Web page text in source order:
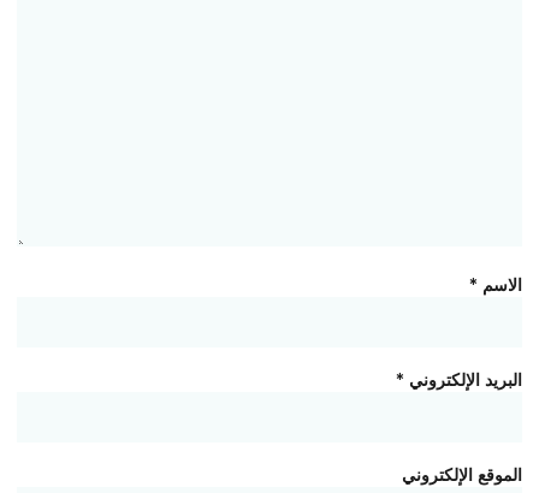
الاسم *
البريد الإلكتروني *
الموقع الإلكتروني